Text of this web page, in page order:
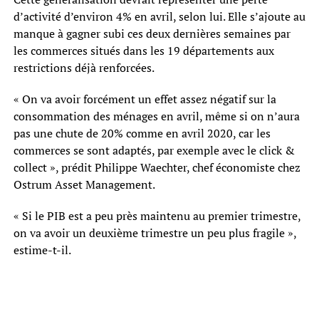
d’activité d’environ 4% en avril, selon lui. Elle s’ajoute au
manque à gagner subi ces deux dernières semaines par
les commerces situés dans les 19 départements aux
restrictions déjà renforcées.
« On va avoir forcément un effet assez négatif sur la
consommation des ménages en avril, même si on n’aura
pas une chute de 20% comme en avril 2020, car les
commerces se sont adaptés, par exemple avec le click &
collect », prédit Philippe Waechter, chef économiste chez
Ostrum Asset Management.
« Si le PIB est a peu près maintenu au premier trimestre,
on va avoir un deuxième trimestre un peu plus fragile »,
estime-t-il.